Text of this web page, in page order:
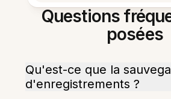
Questions
posées
Qu'est-ce que la
d'enregistrements ?